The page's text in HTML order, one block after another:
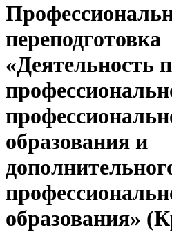
переподготовка
«Деятельность
образования и
образования»